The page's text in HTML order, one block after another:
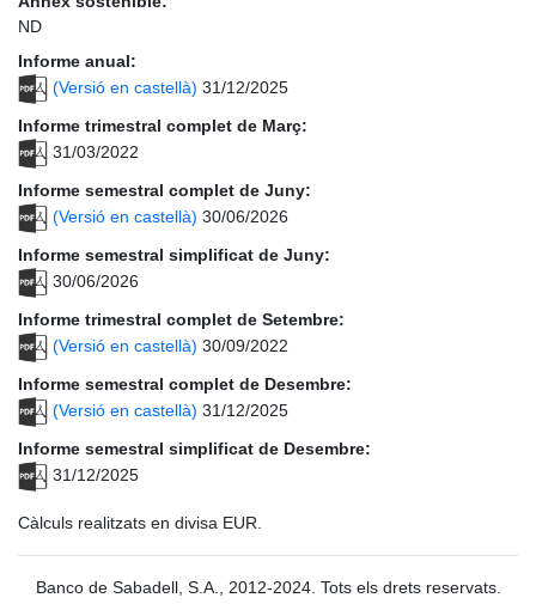
ND
Informe anual:
(Versió en castellà) 31/12/2025
Informe trimestral complet de Març:
31/03/2022
Informe semestral complet de Juny:
(Versió en castellà) 30/06/2026
Informe semestral simplificat de Juny:
30/06/2026
Informe trimestral complet de Setembre:
(Versió en castellà) 30/09/2022
Informe semestral complet de Desembre:
(Versió en castellà) 31/12/2025
Informe semestral simplificat de Desembre:
31/12/2025
Càlculs realitzats en divisa EUR.
Banco de Sabadell, S.A., 2012-2024. Tots els drets reservats.